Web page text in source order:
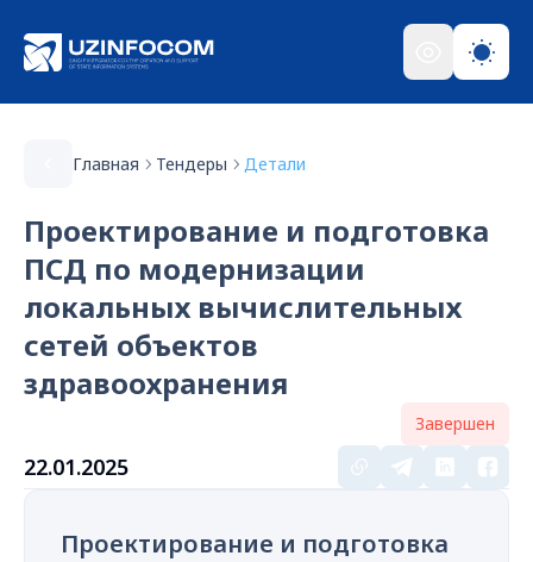
Главная Тендеры Детали
Проектирование и подготовка
ПСД по модернизации
локальных вычислительных
сетей объектов
здравоохранения
Завершен
22.01.2025
Проектирование и подготовка